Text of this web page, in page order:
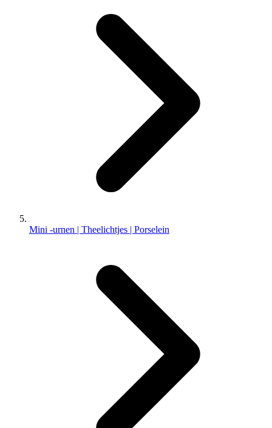
Mini -urnen | Theelichtjes | Porselein